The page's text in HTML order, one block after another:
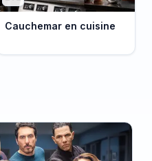
Cauchemar en cuisine